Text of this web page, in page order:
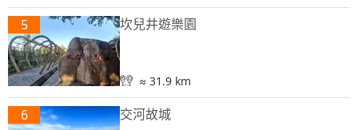
5 坎兒井遊樂園
≈ 31.9 km
6 交河故城